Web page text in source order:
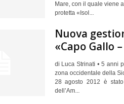
Mare, con il quale viene
protetta «Isol...
Nuova
«Capo Gallo
di Luca Strinati • 5 anni
zona occidentale della
28 agosto 2012 è
dell’Am...